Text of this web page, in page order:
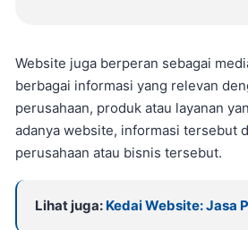
Website juga berperan sebagai
berbagai informasi yang relevan
perusahaan, produk atau layanan
adanya website, informasi tersebut
perusahaan atau bisnis tersebut.
Lihat juga: Kedai Website: Jasa